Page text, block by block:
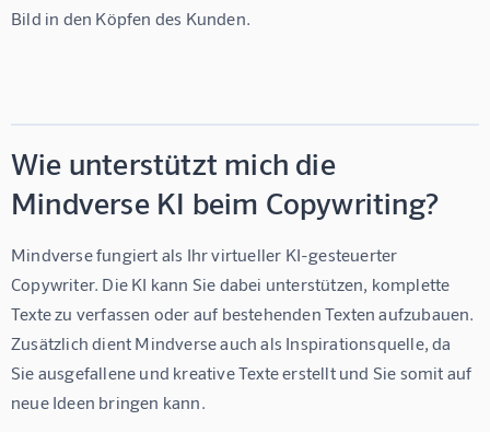
Bild in den Köpfen des Kunden.
Wie unterstützt mich die
Mindverse KI beim Copywriting?
Mindverse fungiert als Ihr virtueller KI-gesteuerter
Copywriter. Die KI kann Sie dabei unterstützen, komplette
Texte zu verfassen oder auf bestehenden Texten aufzubauen.
Zusätzlich dient Mindverse auch als Inspirationsquelle, da
Sie ausgefallene und kreative Texte erstellt und Sie somit auf
neue Ideen bringen kann.